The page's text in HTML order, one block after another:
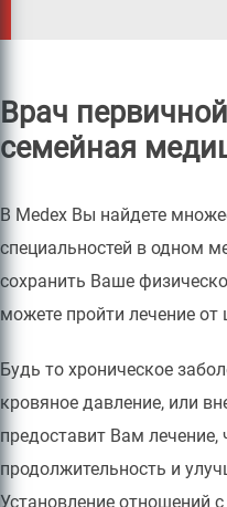
Врач
семейная
В Medex Вы найдете
специальностей в одном
сохранить Ваше
можете пройти лечение
Будь то хроническое
кровяное давление, или
предоставит Вам лечение,
продолжительность и
Установление отношений